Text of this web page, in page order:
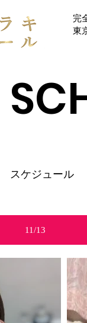
完
東
11/13
​スケジュール